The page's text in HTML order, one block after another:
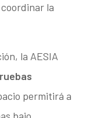
la
la AESIA
permitirá a